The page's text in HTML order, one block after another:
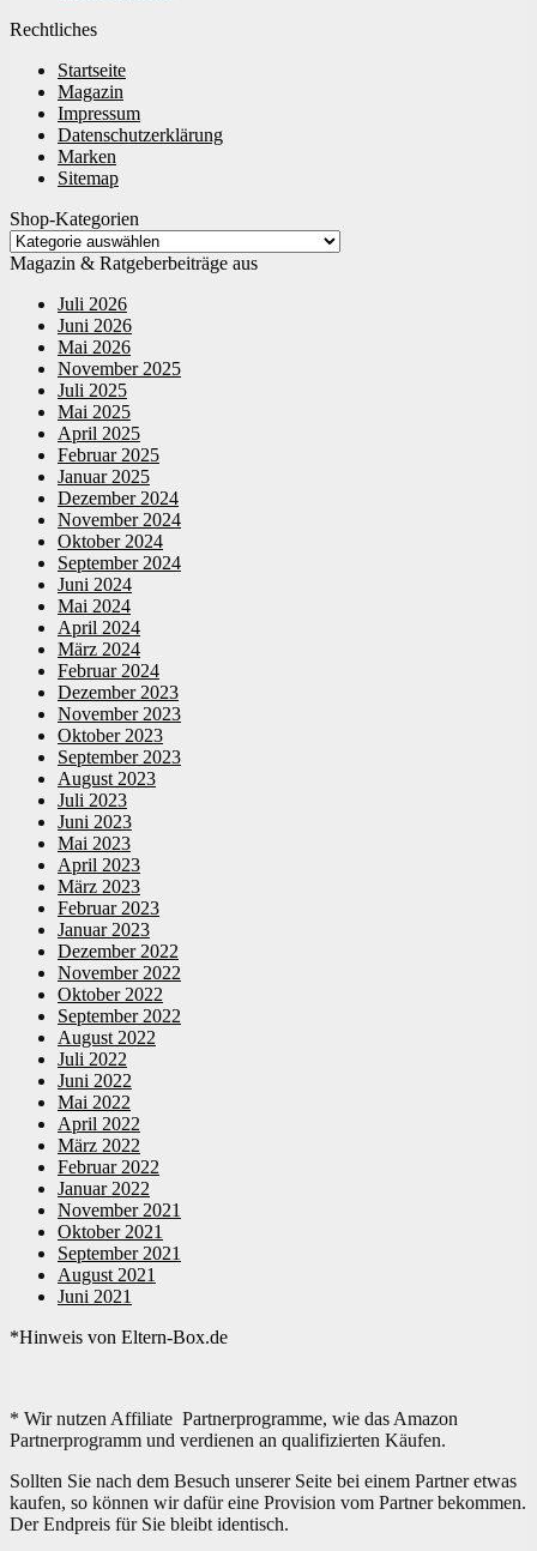
Rechtliches
Startseite
Magazin
Impressum
Datenschutzerklärung
Marken
Sitemap
Shop-Kategorien
Magazin & Ratgeberbeiträge aus
Juli 2026
Juni 2026
Mai 2026
November 2025
Juli 2025
Mai 2025
April 2025
Februar 2025
Januar 2025
Dezember 2024
November 2024
Oktober 2024
September 2024
Juni 2024
Mai 2024
April 2024
März 2024
Februar 2024
Dezember 2023
November 2023
Oktober 2023
September 2023
August 2023
Juli 2023
Juni 2023
Mai 2023
April 2023
März 2023
Februar 2023
Januar 2023
Dezember 2022
November 2022
Oktober 2022
September 2022
August 2022
Juli 2022
Juni 2022
Mai 2022
April 2022
März 2022
Februar 2022
Januar 2022
November 2021
Oktober 2021
September 2021
August 2021
Juni 2021
*Hinweis von Eltern-Box.de
* Wir nutzen Affiliate Partnerprogramme, wie das Amazon
Partnerprogramm und verdienen an qualifizierten Käufen.
Sollten Sie nach dem Besuch unserer Seite bei einem Partner etwas
kaufen, so können wir dafür eine Provision vom Partner bekommen.
Der Endpreis für Sie bleibt identisch.